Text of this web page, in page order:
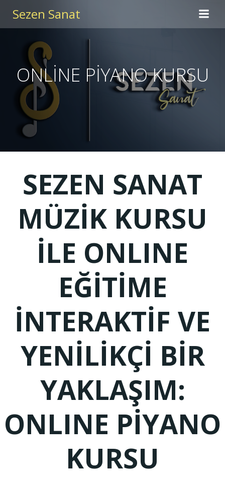
Sezen Sanat
ONLİNE PİYANO KURSU
SEZEN SANAT
MÜZİK KURSU
İLE ONLINE
EĞİTİME
İNTERAKTİF VE
YENİLİKÇİ BİR
YAKLAŞIM:
ONLINE PİYANO
KURSU